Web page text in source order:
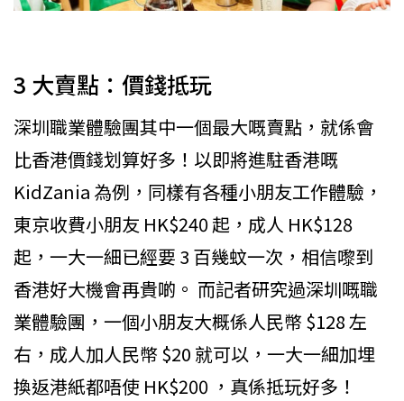
3 大賣點：價錢抵玩
深圳職業體驗團其中一個最大嘅賣點，就係會
比香港價錢划算好多！以即將進駐香港嘅
KidZania 為例，同樣有各種小朋友工作體驗，
東京收費小朋友 HK$240 起，成人 HK$128
起，一大一細已經要 3 百幾蚊一次，相信嚟到
香港好大機會再貴啲。 而記者研究過深圳嘅職
業體驗團，一個小朋友大概係人民幣 $128 左
右，成人加人民幣 $20 就可以，一大一細加埋
換返港紙都唔使 HK$200 ，真係抵玩好多！